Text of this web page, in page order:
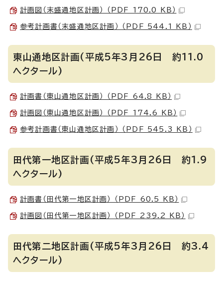
計画図（末盛通地区計画） （PDF 170.0 KB）
参考計画書（末盛通地区計画） （PDF 544.1 KB）
東山通地区計画(平成5年3月26日 約11.0
ヘクタール)
計画書（東山通地区計画） （PDF 64.8 KB）
計画図（東山通地区計画） （PDF 174.6 KB）
参考計画書（東山通地区計画） （PDF 545.3 KB）
田代第一地区計画(平成5年3月26日 約1.9
ヘクタール)
計画書（田代第一地区計画） （PDF 60.5 KB）
計画図（田代第一地区計画） （PDF 239.2 KB）
田代第二地区計画(平成5年3月26日 約3.4
ヘクタール)